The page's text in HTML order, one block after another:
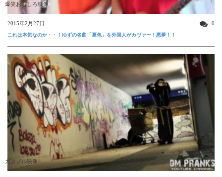
爆笑おもしろ映像
2015年2月27日 0
これは本気なのか・・！ゆずの名曲「夏色」を外国人がカヴァー！悪夢！！
ガクブル映像